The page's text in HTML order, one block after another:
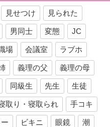
見せつけ 見られた
男同士 変態 JC
場 会議室 ラブホ
義理の父 義理の母
同級生 先生 生徒
取り・寝取られ 手コキ
ビキニ 眼鏡 潮